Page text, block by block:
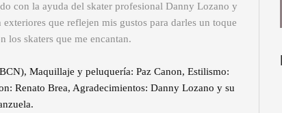
con la ayuda del skater profesional Danny Lozano y
que reflejen mis gustos para darles un toque
los skaters que me encantan.
Maquillaje y peluquería: Paz Canon, Estilismo:
Renato Brea, Agradecimientos: Danny Lozano y su